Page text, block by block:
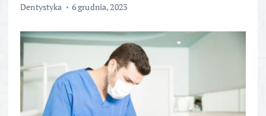
Dentystyka 6 grudnia, 2023